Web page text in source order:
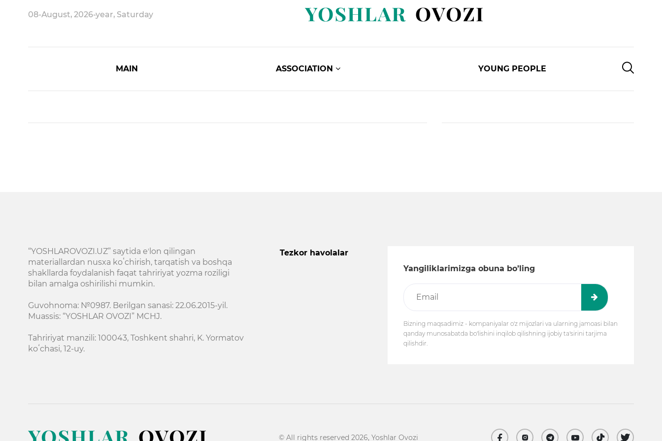
08-August, 2026-year, Saturday
MAIN ASSOCIATION YOUNG PEOPLE
“YOSHLAROVOZI.UZ” saytida eʼlon qilingan
materiallardan nusxa koʻchirish, tarqatish va boshqa
shakllarda foydalanish faqat tahririyat yozma roziligi
bilan amalga oshirilishi mumkin.
Guvohnoma: №0987. Berilgan sanasi: 22.06.2015-yil.
Muassis: “YOSHLAR OVOZI” MCHJ.
Tahririyat manzili: 100043, Toshkent shahri, K. Yormatov
koʻchasi, 12-uy.
Tezkor havolalar
Yangiliklarimizga obuna bo’ling
Bizning maqsadimiz - kompaniyalar o'z mijozlari va ularning jamoasi bilan
qanday munosabatda bo'lishini inqilob qilishning ijobiy ta'sirini tarjima
qilishdir.
© All rights reserved 2026, Yoshlar Ovozi